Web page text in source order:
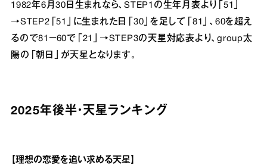
1982年6月30日生まれなら、STEP1の生年月表より「51」
→STEP2「51」に生まれた日「30」を足して「81」、60を超え
るので81－60で「21」→STEP3の天星対応表より、group太
陽の「朝日」が天星となります。
2025年後半・天星ランキング
【理想の恋愛を追い求める天星】